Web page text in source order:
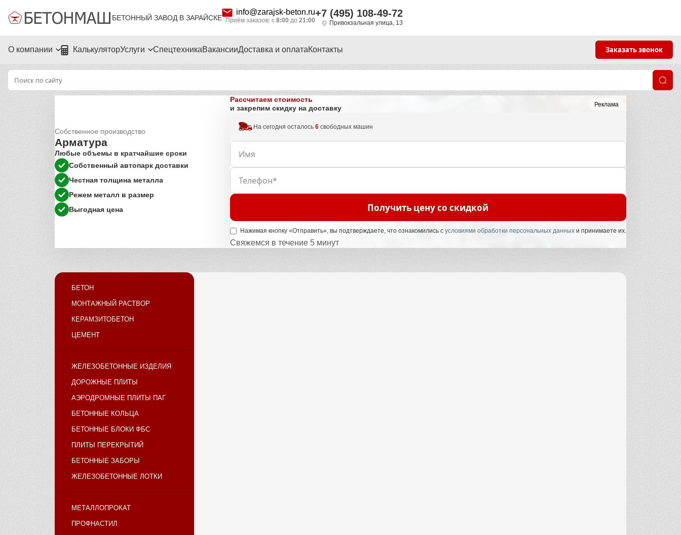
БЕТОННЫЙ ЗАВОД В ЗАРАЙСКЕ
info@zarajsk-beton.ru
Приём заказов: с 8:00 до 21:00
+7 (495) 108-49-72
Привокзальная улица, 13
О компании КалькуляторУслуги СпецтехникаВакансииДоставка и оплатаКонтакты Заказать звонок
Реклама
Собственное производство
Арматура
Любые объемы в кратчайшие сроки
Собственный автопарк доставки
Честная толщина металла
Режем металл в размер
Выгодная цена
Рассчитаем стоимость
и закрепим скидку на доставку
На сегодня осталось 6свободных машин
Получить цену со скидкой
Нажимая кнопку «Отправить», вы подтверждаете, что ознакомились с условиями обработки персональных данных и принимаете их.
Свяжемся в течение 5 минут
БЕТОН
МОНТАЖНЫЙ РАСТВОР
КЕРАМЗИТОБЕТОН
ЦЕМЕНТ
ЖЕЛЕЗОБЕТОННЫЕ ИЗДЕЛИЯ
ДОРОЖНЫЕ ПЛИТЫ
АЭРОДРОМНЫЕ ПЛИТЫ ПАГ
БЕТОННЫЕ КОЛЬЦА
БЕТОННЫЕ БЛОКИ ФБС
ПЛИТЫ ПЕРЕКРЫТИЙ
БЕТОННЫЕ ЗАБОРЫ
ЖЕЛЕЗОБЕТОННЫЕ ЛОТКИ
МЕТАЛЛОПРОКАТ
ПРОФНАСТИЛ